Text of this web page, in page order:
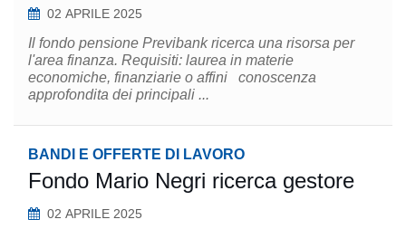
02 APRILE 2025
Il fondo pensione Previbank ricerca una risorsa per
l'area finanza. Requisiti: laurea in materie
economiche, finanziarie o affini conoscenza
approfondita dei principali ...
BANDI E OFFERTE DI LAVORO
Fondo Mario Negri ricerca gestore
02 APRILE 2025